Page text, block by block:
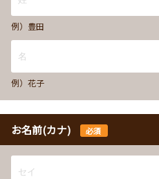
例）豊田
例）花子
お名前(カナ) 必須